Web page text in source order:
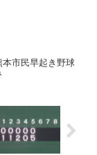
市民早起き野球